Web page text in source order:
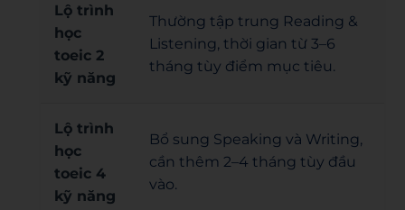
Lộ trình
học
toeic 2
kỹ năng
Thường tập trung Reading &
Listening, thời gian từ 3–6
tháng tùy điểm mục tiêu.
Lộ trình
học
toeic 4
kỹ năng
Bổ sung Speaking và Writing,
cần thêm 2–4 tháng tùy đầu
vào.